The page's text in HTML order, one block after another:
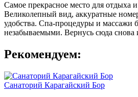
Самое прекрасное место для отдыха
Великолепный вид, аккуратные
удобства. Спа-процедуры и массажи
незабываемыми. Вернусь сюда снова
Рекомендуем:
Санаторий Карагайский Бор